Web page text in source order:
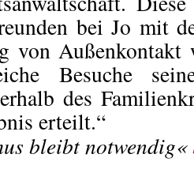
Superspreader
dass er SARS-
bekannt. Dies